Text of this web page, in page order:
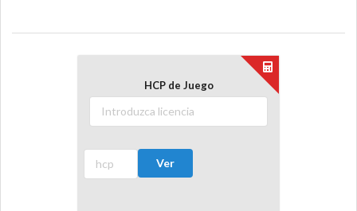
HCP de Juego
Ver